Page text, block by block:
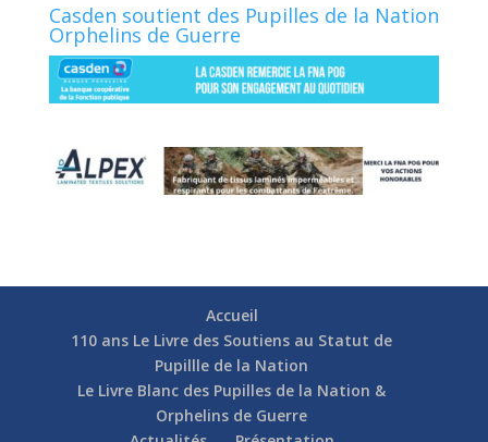
Casden soutient des Pupilles de la Nation
Orphelins de Guerre
Accueil
110 ans Le Livre des Soutiens au Statut de
Pupillle de la Nation
Le Livre Blanc des Pupilles de la Nation &
Orphelins de Guerre